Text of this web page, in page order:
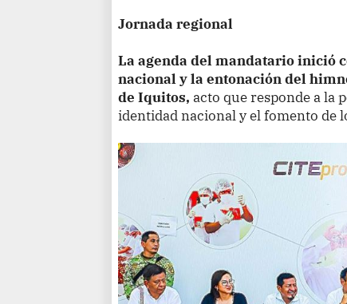
Jornada regional
La agenda del mandatario inició
nacional y la entonación del
de Iquitos, acto que responde a la
identidad nacional y el fomento de